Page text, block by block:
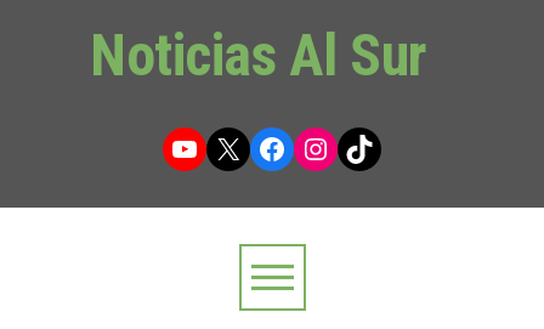
Noticias Al Sur
YouTube
X Facebook
Instagram
TikTok